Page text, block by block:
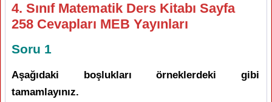
4. Sınıf Matematik Ders Kitabı Sayfa
258 Cevapları MEB Yayınları
Soru 1
Aşağıdaki boşlukları örneklerdeki gibi
tamamlayınız.